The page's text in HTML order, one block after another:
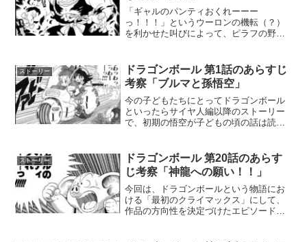
「ギャルのパンティおくれーーー
っ！！！」というウーロンの機転（？）
を利かせた叫びによって、ピラフの野望
大の「謎」が明かされる、まさに物語の
転換点とも言えるエピソードです...
ストーリー
ドラゴンボール 第1話のあらすじ
考察「ブルマと孫悟空」
今の子どもたちにとってドラゴンボール
といったらサイヤ人編以降のストーリー
で、初期の悟空が子どもの頃の話は読ん
ゴンボールの謎について考察をしていま
すが、無印ドラゴンボール...
ストーリー
ドラゴンボール 第20話のあらす
じ考察「神龍への願い！！」
今回は、ドラゴンボールという物語にお
ける「最初のクライマックス」にして、
作品の方向性を決定づけたエピソード、